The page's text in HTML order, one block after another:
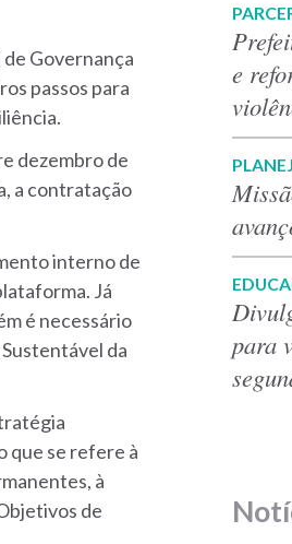
Governança
passos para
dezembro de
a contratação
interno de
Já
é necessário
da
que se refere à
à
de
e
para